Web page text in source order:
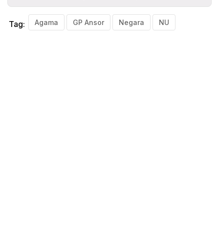
Tag: Agama GP Ansor Negara NU